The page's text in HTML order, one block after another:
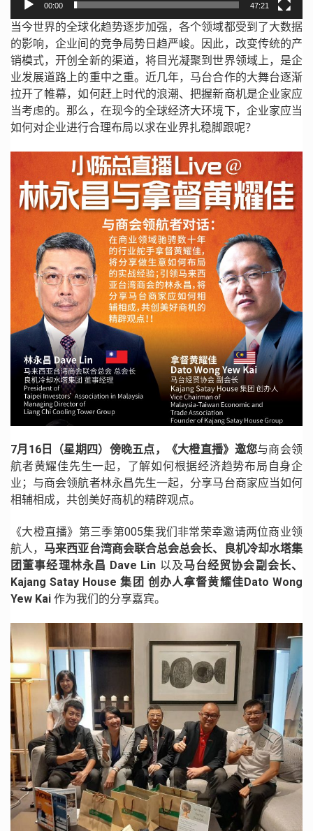
00:00 47:21
当今世界的全球化趋势逐步加强，各个领域都受到了大数据
的影响，企业间的竞争局势日趋严峻。因此，改变传统的产
销模式，开创全新的渠道，将目光凝聚到世界领域上，是企
业发展道路上的重中之重。近几年，马台合作的大舞台逐渐
拉开了帷幕，如何赶上时代的浪潮、把握新商机是企业家应
当考虑的。那么，在现今的全球经济大环境下，企业家应当
如何对企业进行合理布局以求在业界扎稳脚跟呢？
7月16日（星期四）傍晚五点，《大橙直播》邀您与商会领
航者黄耀佳先生一起，了解如何根据经济趋势布局自身企
业；与商会领航者林永昌先生一起，分享马台商家应当如何
相辅相成，共创美好商机的精辟观点。
《大橙直播》第三季第005集我们非常荣幸邀请两位商业领
航人， 马来西亚台湾商会联合总会总会长、良机冷却水塔集
团董事经理林永昌 Dave Lin 以及马台经贸协会副会长、
Kajang Satay House 集团 创办人拿督黄耀佳Dato Wong
Yew Kai 作为我们的分享嘉宾。